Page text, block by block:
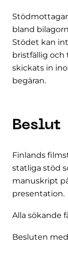
bland
Stödet kan
bristfällig
skickats in
begäran.
Beslut
Finlands
statliga stöd
manuskript
presentation.
Alla sökande
Besluten